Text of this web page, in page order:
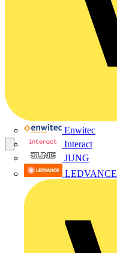
Enwitec
Interact
JUNG
LEDVANCE